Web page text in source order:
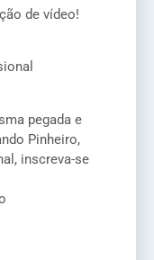
de vídeo!
pegada e
Pinheiro,
inscreva-se